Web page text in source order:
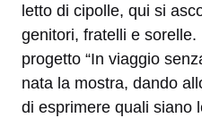
letto di cipolle, qui si
genitori, fratelli e sorelle.
progetto “In viaggio
nata la mostra, dando
di esprimere quali siano